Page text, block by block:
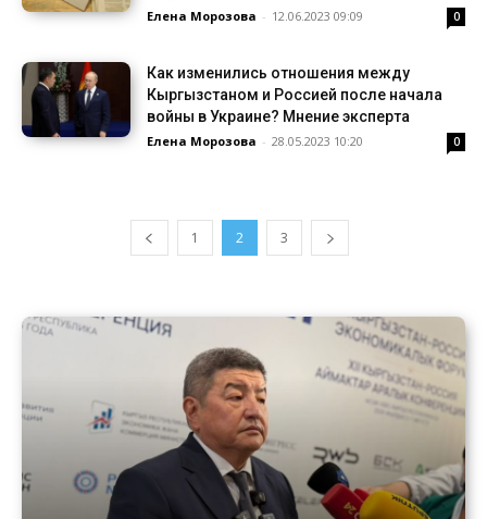
Елена Морозова - 12.06.2023 09:09 0
Как изменились отношения между
Кыргызстаном и Россией после начала
войны в Украине? Мнение эксперта
Елена Морозова - 28.05.2023 10:20 0
1 2 3